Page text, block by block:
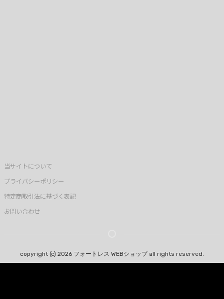
当サイトについて
プライバシーポリシー
特定商取引法に基づく表記
お問い合わせ
copyright (c) 2026 フォートレス WEBショップ all rights reserved.